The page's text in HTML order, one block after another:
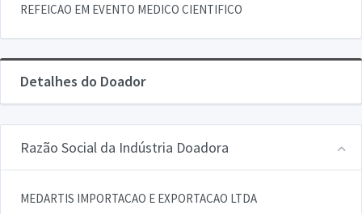
REFEICAO EM EVENTO MEDICO CIENTIFICO
Detalhes do Doador
Razão Social da Indústria Doadora
MEDARTIS IMPORTACAO E EXPORTACAO LTDA